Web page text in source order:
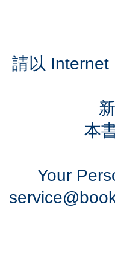
請以 Internet
本
Your